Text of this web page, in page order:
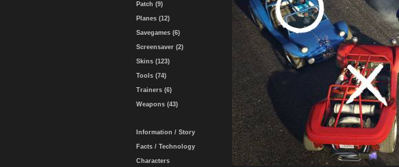
Patch (9)
Planes (12)
Savegames (6)
Screensaver (2)
Skins (123)
Tools (74)
Trainers (6)
Weapons (43)
Information / Story
Facts / Technology
Characters